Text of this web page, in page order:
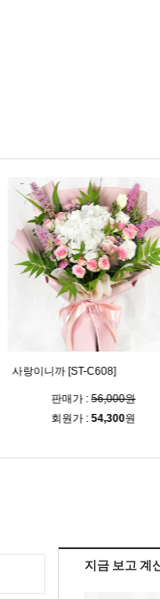
핑크모브 시스
판매
회원
지금 보고 계